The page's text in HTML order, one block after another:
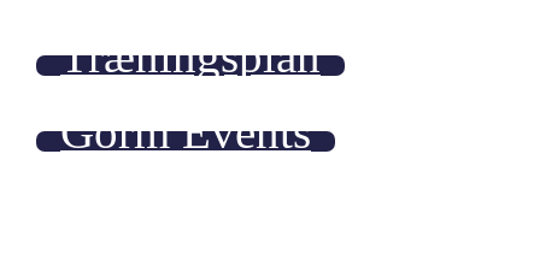
Træningsplan
Gorm Events